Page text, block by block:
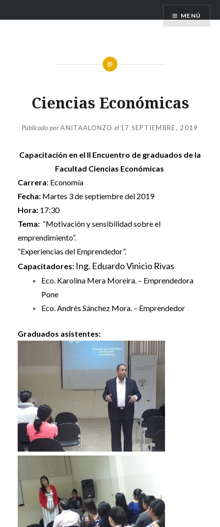
al
MENÚ
Ciencias Económicas
Publicado porANITAALONZO el 17 SEPTIEMBRE, 2019
Capacitación en el II Encuentro de graduados de la
Facultad Ciencias Económicas
Carrera: Economía
Fecha: Martes 3 de septiembre del 2019
Hora:17:30
Tema:“Motivación y sensibilidad sobre el
emprendimiento”.
“Experiencias del Emprendedor”.
Capacitadores: Ing. Eduardo Vinicio Rivas
Eco. Karolina Mera Moreira. – Emprendedora
Pone
Eco. Andrés Sánchez Mora. – Emprendedor
Graduados asistentes: